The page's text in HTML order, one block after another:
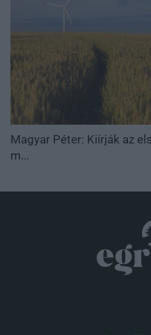
Magyar Péter: Kiírják az
m...